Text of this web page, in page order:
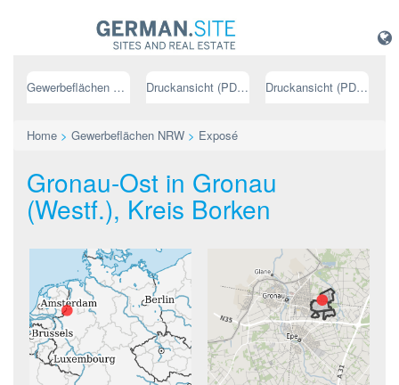
Gewerbeflächen NRW Druckansicht (PDF) // deutsch Druckansicht (PDF) // englisch
Home > Gewerbeflächen NRW > Exposé
Gronau-Ost in Gronau
(Westf.), Kreis Borken